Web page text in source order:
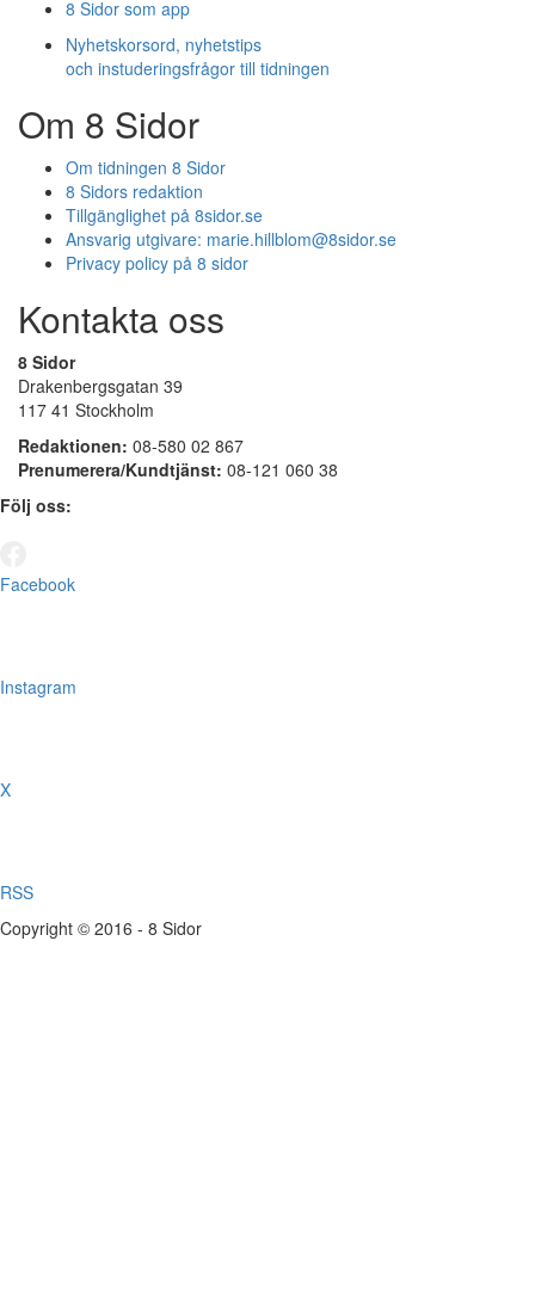
8 Sidor som app
Nyhetskorsord, nyhetstips
och instuderingsfrågor till tidningen
Om 8 Sidor
Om tidningen 8 Sidor
8 Sidors redaktion
Tillgänglighet på 8sidor.se
Ansvarig utgivare: marie.hillblom@8sidor.se
Privacy policy på 8 sidor
Kontakta oss
8 Sidor
Drakenbergsgatan 39
117 41 Stockholm
Redaktionen: 08-580 02 867
Prenumerera/Kundtjänst: 08-121 060 38
Följ oss:
Facebook
Instagram
X
RSS
Copyright © 2016 - 8 Sidor